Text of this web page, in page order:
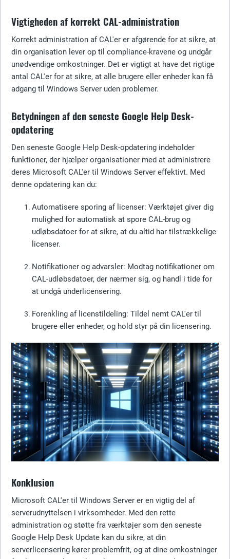
Vigtigheden af korrekt CAL-administration
Korrekt administration af CAL'er er afgørende for at sikre, at
din organisation lever op til compliance-kravene og undgår
unødvendige omkostninger. Det er vigtigt at have det rigtige
antal CAL'er for at sikre, at alle brugere eller enheder kan få
adgang til Windows Server uden problemer.
Betydningen af den seneste Google Help Desk-
opdatering
Den seneste Google Help Desk-opdatering indeholder
funktioner, der hjælper organisationer med at administrere
deres Microsoft CAL'er til Windows Server effektivt. Med
denne opdatering kan du:
Automatisere sporing af licenser: Værktøjet giver dig
mulighed for automatisk at spore CAL-brug og
udløbsdatoer for at sikre, at du altid har tilstrækkelige
licenser.
Notifikationer og advarsler: Modtag notifikationer om
CAL-udløbsdatoer, der nærmer sig, og handl i tide for
at undgå underlicensering.
Forenkling af licenstildeling: Tildel nemt CAL'er til
brugere eller enheder, og hold styr på din licensering.
Konklusion
Microsoft CAL'er til Windows Server er en vigtig del af
serverudnyttelsen i virksomheder. Med den rette
administration og støtte fra værktøjer som den seneste
Google Help Desk Update kan du sikre, at din
serverlicensering kører problemfrit, og at dine omkostninger